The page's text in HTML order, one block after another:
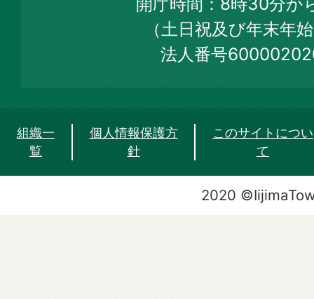
Site
（土日祝及び年末年
法人番号
組織一
覧
個人情報保護方
針
このサイトについ
て
2020